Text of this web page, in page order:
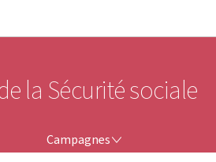
la Sécurité sociale
Campagnes